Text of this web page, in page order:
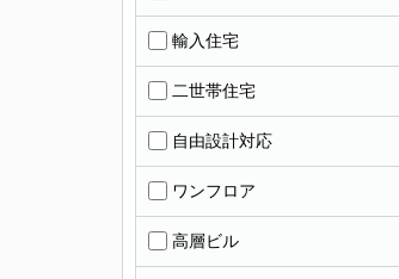
輸入住宅
二世帯住宅
自由設計対応
ワンフロア
高層ビル